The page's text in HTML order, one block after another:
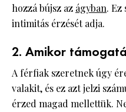
hozzá bújsz az ágyban. Ez
intimitás érzését adja.
2. Amikor
A férfiak szeretnek úgy
valakit, és ez azt jelzi
érzed magad mellettük.